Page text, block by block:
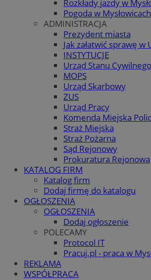
Rozkłady jazdy w
Pogoda w Mysłowicach
ADMINISTRACJA
Prezydent miasta
Jak załatwić sprawę w
INSTYTUCJE
Urząd Stanu Cywilnego
MOPS
Urząd Skarbowy
ZUS
Urząd Pracy
Komenda Miejska
Straż Miejska
Straż Pożarna
Sąd Rejonowy
Prokuratura Rejonowa
KATALOG FIRM
Katalog firm
Dodaj firmę do katalogu
OGŁOSZENIA
OGŁOSZENIA
Dodaj ogłoszenie
POLECAMY
Protocol IT
Pracuj.pl - praca w
REKLAMA
WSPÓŁPRACA